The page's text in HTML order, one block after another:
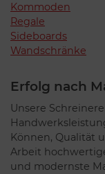
Kommoden
Regale
Sideboards
Wandschränke
Erfolg nach
Unsere
Können, Qualität
Arbeit
und modernste